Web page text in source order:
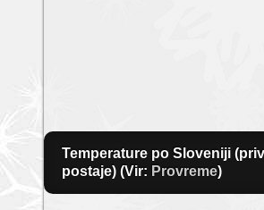
Temperature po Sloveniji
postaje) (Vir: Provreme)